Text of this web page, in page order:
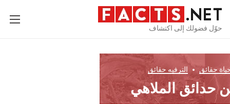
حوّل فضولك إلى اكتشاف
حقائق الترفيه حقائق